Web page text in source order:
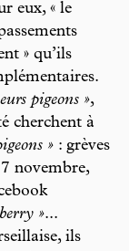
eux, « le
» qu’ils
pigeons »,
cherchent à
» : grèves
novembre,
»...
ils